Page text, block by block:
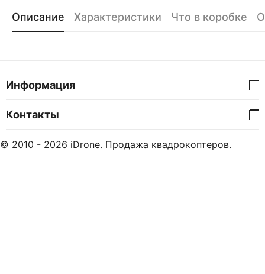
Описание Характеристики Что в коробке
Информация
Контакты
© 2010 - 2026 iDrone. Продажа квадрокоптеров.